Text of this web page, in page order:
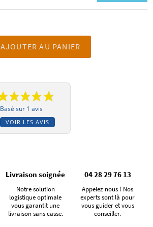
AJOUTER AU PANIER
Basé sur 1 avis
VOIR LES AVIS
Livraison soignée
Notre solution
logistique optimale
vous garantit une
livraison sans casse.
04 28 29 76 13
Appelez nous ! Nos
experts sont là pour
vous guider et vous
conseiller.